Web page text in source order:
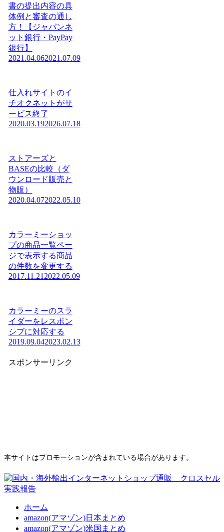
書の提出内容の具
体例と審査の通し
方！【ジャパンネ
ット銀行・PayPay
銀行】
2021.04.062021.07.09
仕入れサイトのイ
チオクネットがサ
ービス終了
2020.03.192026.07.18
ストアーズと
BASEの比較（ダ
ウンロード販売と
物販）
2020.04.072022.05.10
カラーミーショッ
プの商品一覧ペー
ジで表示する商品
の件数を変更する
2017.11.21 2022.05.09
カラーミーのスラ
イダーをレスポン
シブに対応する
2019.09.042023.02.13
スポンサーリンク
本サイトはプロモーションが含まれている場合があります。
ホーム
amazon(アマゾン)日本まとめ
amazon(アマゾン)米国まとめ